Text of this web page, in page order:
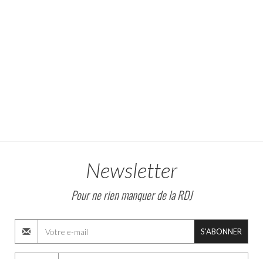
Newsletter
Pour ne rien manquer de la RDJ
S'ABONNER